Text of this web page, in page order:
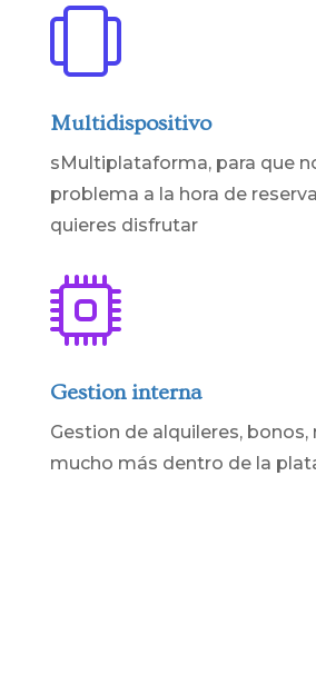
Multidispositivo
sMultiplataforma, para que
problema a la hora de
quieres disfrutar
Gestion interna
Gestion de alquileres,
mucho más dentro de la